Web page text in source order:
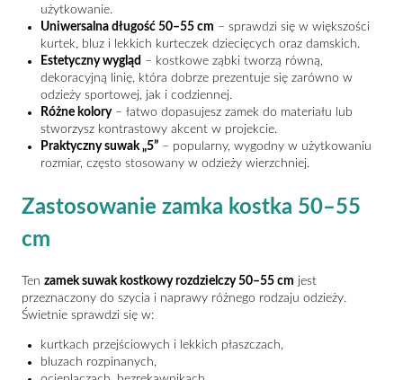
użytkowanie.
Uniwersalna długość 50–55 cm – sprawdzi się w większości
kurtek, bluz i lekkich kurteczek dziecięcych oraz damskich.
Estetyczny wygląd – kostkowe ząbki tworzą równą,
dekoracyjną linię, która dobrze prezentuje się zarówno w
odzieży sportowej, jak i codziennej.
Różne kolory– łatwo dopasujesz zamek do materiału lub
stworzysz kontrastowy akcent w projekcie.
Praktyczny suwak „5” – popularny, wygodny w użytkowaniu
rozmiar, często stosowany w odzieży wierzchniej.
Zastosowanie zamka kostka 50–55
cm
Ten zamek suwak kostkowy rozdzielczy 50–55 cm jest
przeznaczony do szycia i naprawy różnego rodzaju odzieży.
Świetnie sprawdzi się w:
kurtkach przejściowych i lekkich płaszczach,
bluzach rozpinanych,